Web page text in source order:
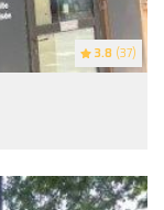
3.8 (37)